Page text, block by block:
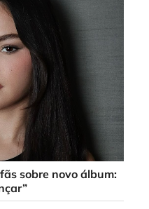
sobre novo álbum: